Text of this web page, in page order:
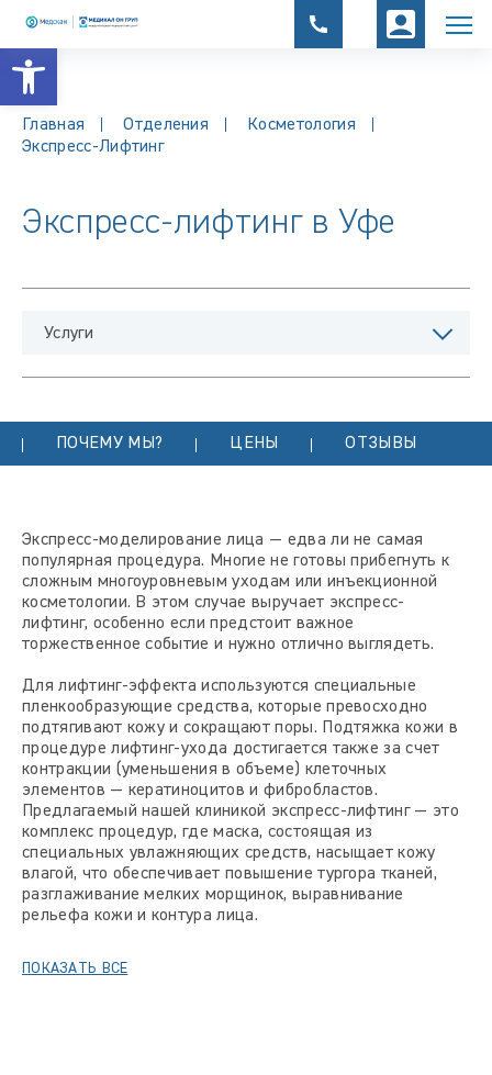
Открыть панель инструментов
Главная Отделения
Косметология
Экспресс-Лифтинг
Экспресс-лифтинг в Уфе
Услуги
ПОЧЕМУ МЫ? ЦЕНЫ ОТЗЫВЫ
Экспресс-моделирование лица — едва ли не самая
популярная процедура. Многие не готовы прибегнуть к
сложным многоуровневым уходам или инъекционной
косметологии. В этом случае выручает экспресс-
лифтинг, особенно если предстоит важное
торжественное событие и нужно отлично выглядеть.
Для лифтинг-эффекта используются специальные
пленкообразующие средства, которые превосходно
подтягивают кожу и сокращают поры. Подтяжка кожи в
процедуре лифтинг-ухода достигается также за счет
контракции (уменьшения в объеме) клеточных
элементов — кератиноцитов и фибробластов.
Предлагаемый нашей клиникой экспресс-лифтинг — это
комплекс процедур, где маска, состоящая из
специальных увлажняющих средств, насыщает кожу
влагой, что обеспечивает повышение тургора тканей,
разглаживание мелких морщинок, выравнивание
рельефа кожи и контура лица.
ПОКАЗАТЬ ВСЕ